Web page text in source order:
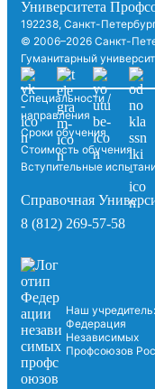
192238, Санкт-
© 2006–2026 Санкт-
Гуманитарный
Специальности /
направления
Сроки обучения
Стоимость обучения
Вступительные
Справочная
8 (812) 269-57-58
Наш учредитель:
Федерация
Независимых
Профсоюзов